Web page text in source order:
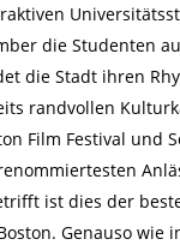
die Studenten
die Stadt ihren
randvollen
Film Festival und
ist dies der
Genauso wie